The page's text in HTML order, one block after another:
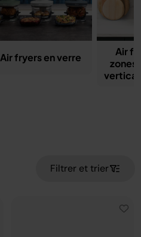
Air fryers en verre
Air
zones
Filtrer et trier